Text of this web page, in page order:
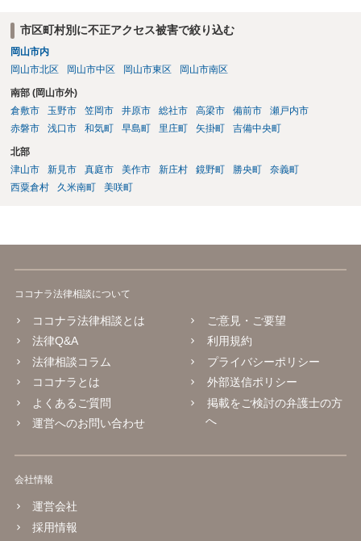
市区町村別に不正アクセス被害で絞り込む
岡山市内
岡山市北区
岡山市中区 岡山市東区 岡山市南区
南部 (岡山市外)
倉敷市
玉野市 笠岡市 井原市 総社市 高梁市 備前市
瀬戸内市
赤磐市
浅口市 和気町 早島町 里庄町 矢掛町 吉備中央町
北部
津山市
新見市 真庭市 美作市 新庄村 鏡野町 勝央町
奈義町
西粟倉村
久米南町 美咲町
ココナラ法律相談について
ココナラ法律相談とは
法律Q&A
法律相談コラム
ココナラとは
よくあるご質問
運営へのお問い合わせ
ご意見・ご要望
利用規約
プライバシーポリシー
外部送信ポリシー
掲載をご検討の弁護士の方
へ
会社情報
運営会社
採用情報